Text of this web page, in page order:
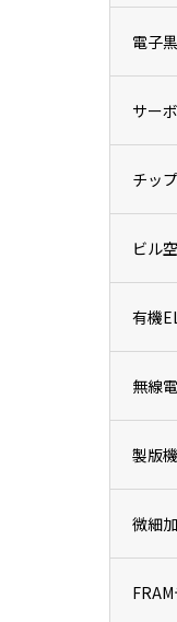
電子
サー
チッ
ビル
有機
無線
製版機
微細